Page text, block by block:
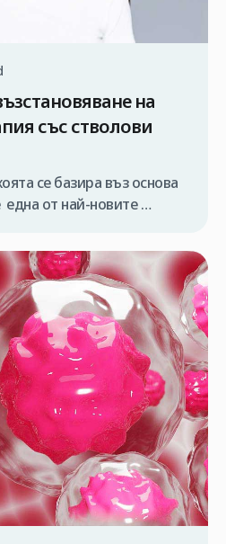
на
със стволови
се базира въз основа
една от най-новите
клетки, извлечени от
на косата и
ѝ. Терапията със
е една от най-
в областта на лечението